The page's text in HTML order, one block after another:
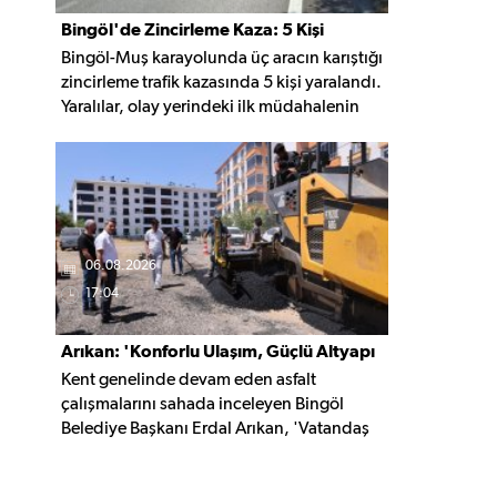
Bingöl'de Zincirleme Kaza: 5 Kişi
Yaralandı
Bingöl-Muş karayolunda üç aracın karıştığı
zincirleme trafik kazasında 5 kişi yaralandı.
Yaralılar, olay yerindeki ilk müdahalenin
06.08.2026
17:04
Arıkan: 'Konforlu Ulaşım, Güçlü Altyapı
İçin Çalışıyoruz'
Kent genelinde devam eden asfalt
çalışmalarını sahada inceleyen Bingöl
Belediye Başkanı Erdal Arıkan, 'Vatandaş